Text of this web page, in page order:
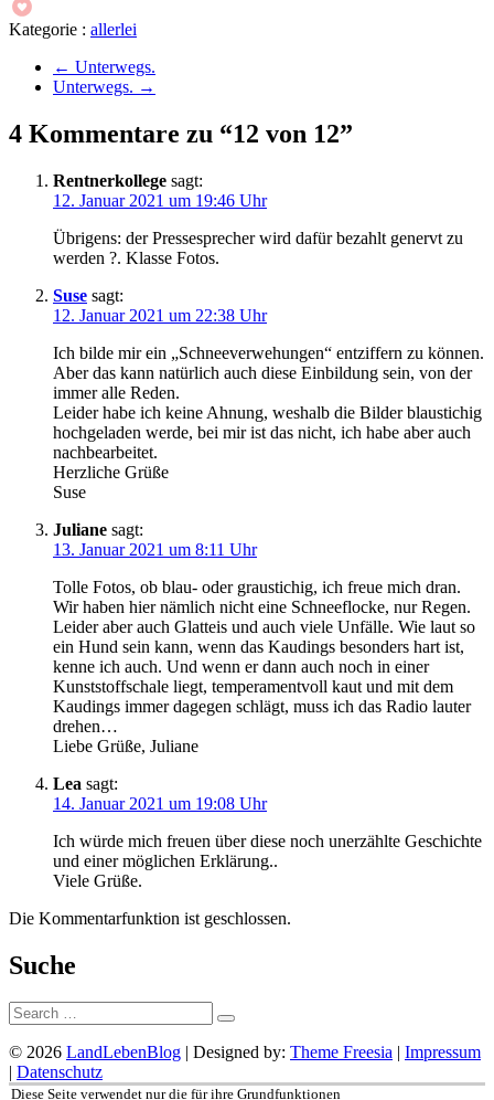
Kategorie : allerlei
← Unterwegs.
Unterwegs. →
4 Kommentare zu “12 von 12”
Rentnerkollege sagt:
12. Januar 2021 um 19:46 Uhr
Übrigens: der Pressesprecher wird dafür bezahlt genervt zu
werden ?. Klasse Fotos.
Suse sagt:
12. Januar 2021 um 22:38 Uhr
Ich bilde mir ein „Schneeverwehungen“ entziffern zu können.
Aber das kann natürlich auch diese Einbildung sein, von der
immer alle Reden.
Leider habe ich keine Ahnung, weshalb die Bilder blaustichig
hochgeladen werde, bei mir ist das nicht, ich habe aber auch
nachbearbeitet.
Herzliche Grüße
Suse
Juliane sagt:
13. Januar 2021 um 8:11 Uhr
Tolle Fotos, ob blau- oder graustichig, ich freue mich dran.
Wir haben hier nämlich nicht eine Schneeflocke, nur Regen.
Leider aber auch Glatteis und auch viele Unfälle. Wie laut so
ein Hund sein kann, wenn das Kaudings besonders hart ist,
kenne ich auch. Und wenn er dann auch noch in einer
Kunststoffschale liegt, temperamentvoll kaut und mit dem
Kaudings immer dagegen schlägt, muss ich das Radio lauter
drehen…
Liebe Grüße, Juliane
Lea sagt:
14. Januar 2021 um 19:08 Uhr
Ich würde mich freuen über diese noch unerzählte Geschichte
und einer möglichen Erklärung..
Viele Grüße.
Die Kommentarfunktion ist geschlossen.
Suche
Suche:
© 2026 LandLebenBlog | Designed by: Theme Freesia | Impressum
| Datenschutz
Nach
Diese Seite verwendet nur die für ihre Grundfunktionen